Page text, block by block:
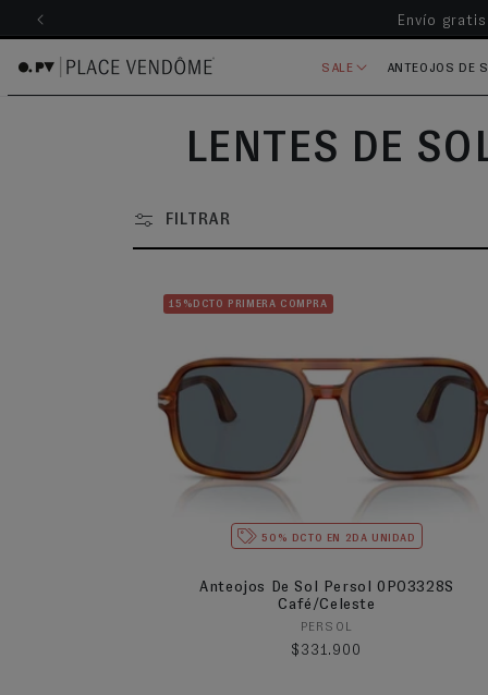
al contenido Envío
SALE ANTEOJOS DE
LENTES DE
FILTRAR
15%DCTO PRIMERA COMPRA
50% DCTO EN 2DA UNIDAD
Anteojos De Sol Persol 0PO3328S
Café/Celeste
Proveedor:
PERSOL
Precio habitual
$331.900